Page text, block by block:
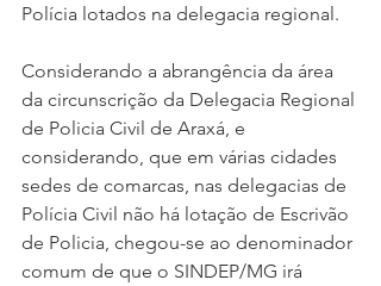
Polícia lotados na delegacia regional.
Considerando a abrangência da área
da circunscrição da Delegacia Regional
de Policia Civil de Araxá, e
considerando, que em várias cidades
sedes de comarcas, nas delegacias de
Polícia Civil não há lotação de Escrivão
de Policia, chegou-se ao denominador
comum de que o SINDEP/MG irá